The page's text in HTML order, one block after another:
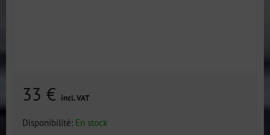
33 € incl. VAT
Disponibilité: En stock